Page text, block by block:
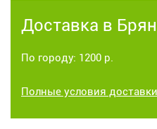
Доставка в
По городу: 1200 р.
Полные условия доставки